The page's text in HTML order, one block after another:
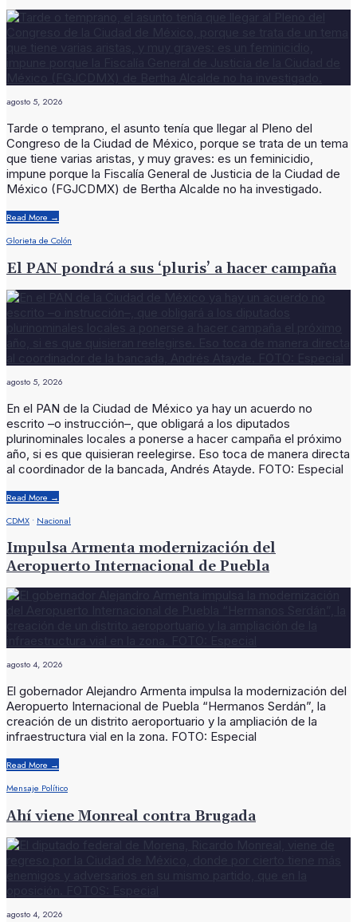
agosto 5, 2026
Tarde o temprano, el asunto tenía que llegar al Pleno del
Congreso de la Ciudad de México, porque se trata de un tema
que tiene varias aristas, y muy graves: es un feminicidio,
impune porque la Fiscalía General de Justicia de la Ciudad de
México (FGJCDMX) de Bertha Alcalde no ha investigado.
Read More →
Glorieta de Colón
El PAN pondrá a sus ‘pluris’ a hacer campaña
agosto 5, 2026
En el PAN de la Ciudad de México ya hay un acuerdo no
escrito –o instrucción–, que obligará a los diputados
plurinominales locales a ponerse a hacer campaña el próximo
año, si es que quisieran reelegirse. Eso toca de manera directa
al coordinador de la bancada, Andrés Atayde. FOTO: Especial
Read More →
CDMX • Nacional
Impulsa Armenta modernización del
Aeropuerto Internacional de Puebla
agosto 4, 2026
El gobernador Alejandro Armenta impulsa la modernización del
Aeropuerto Internacional de Puebla “Hermanos Serdán”, la
creación de un distrito aeroportuario y la ampliación de la
infraestructura vial en la zona. FOTO: Especial
Read More →
Mensaje Político
Ahí viene Monreal contra Brugada
agosto 4, 2026